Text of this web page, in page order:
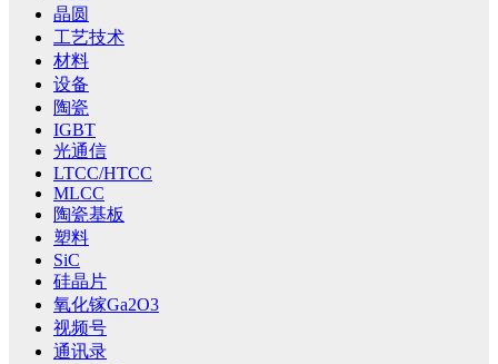
晶圆
工艺技术
材料
设备
陶瓷
IGBT
光通信
LTCC/HTCC
MLCC
陶瓷基板
塑料
SiC
硅晶片
氧化镓Ga2O3
视频号
通讯录